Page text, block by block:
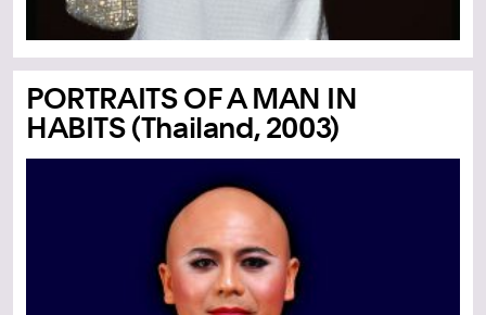
PORTRAITS OF A MAN IN
HABITS (Thailand, 2003)